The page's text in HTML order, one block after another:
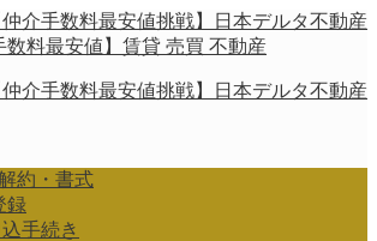
料最安値】賃貸 売買 不動産
約・書式
録
手続き